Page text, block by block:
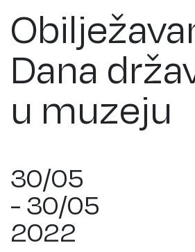
Dana
u muzeju
30/05
- 30/05
2022